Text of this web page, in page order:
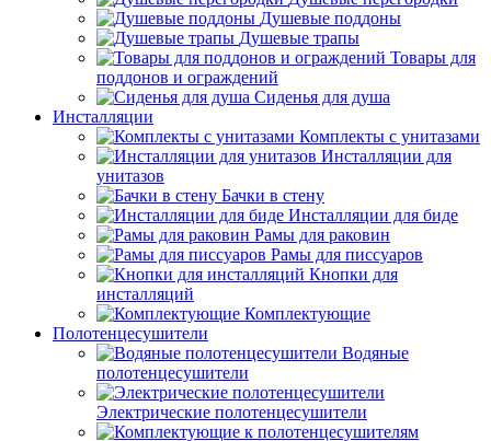
Душевые поддоны
Душевые трапы
Товары для
поддонов и ограждений
Сиденья для душа
Инсталляции
Комплекты с унитазами
Инсталляции для
унитазов
Бачки в стену
Инсталляции для биде
Рамы для раковин
Рамы для писсуаров
Кнопки для
инсталляций
Комплектующие
Полотенцесушители
Водяные
полотенцесушители
Электрические полотенцесушители